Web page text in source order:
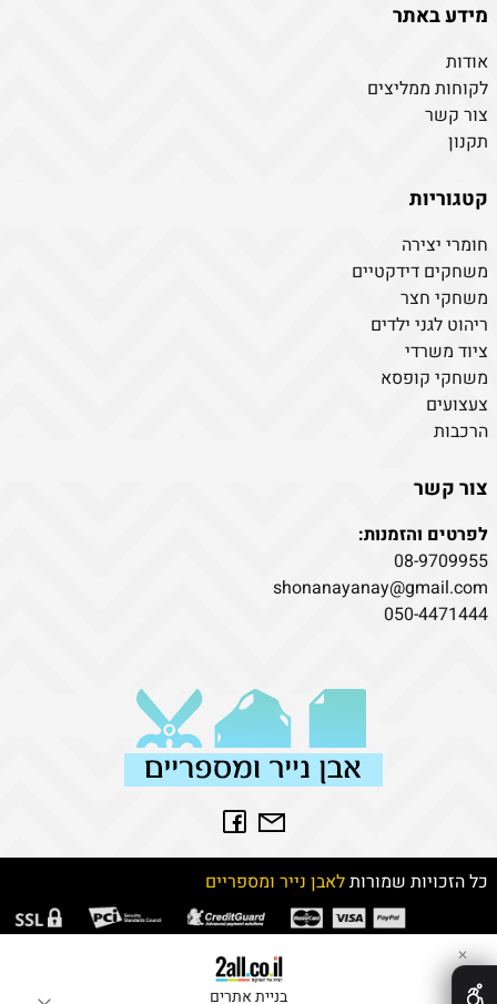
מידע באתר
אודות
לקוחות ממליצים
צור קשר
תקנון
קטגוריות
חומרי יצירה
משחקים דידקטיים
משחקי חצר
ריהוט לגני ילדים
ציוד משרדי
משחקי קופסא
צעצועים
הרכבות
צור קשר
לפרטים והזמנות:
08-9709955
shonanayanay@gmail.com
050-4471444
כל הזכויות שמורותלאבן נייר ומספריים
בניית אתרים
✕